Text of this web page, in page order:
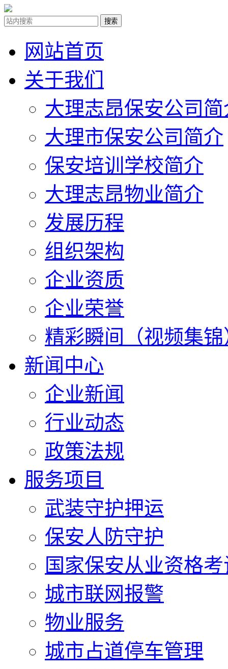
网站首页
关于我们
大理志昂保安公司简
大理市保安公司简介
保安培训学校简介
大理志昂物业简介
发展历程
组织架构
企业资质
企业荣誉
精彩瞬间（视频集锦
新闻中心
企业新闻
行业动态
政策法规
服务项目
武装守护押运
保安人防守护
国家保安从业资格
城市联网报警
物业服务
城市占道停车管理